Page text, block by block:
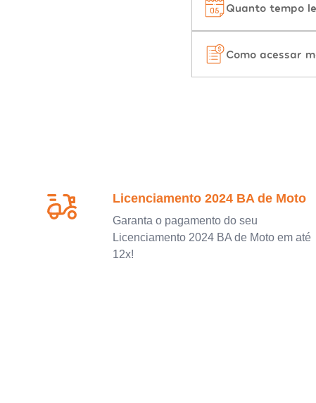
Quanto tempo
Como acessar
Licenciamento 2024 BA de Moto
Garanta o pagamento do seu
Licenciamento 2024 BA de Moto em até
12x!